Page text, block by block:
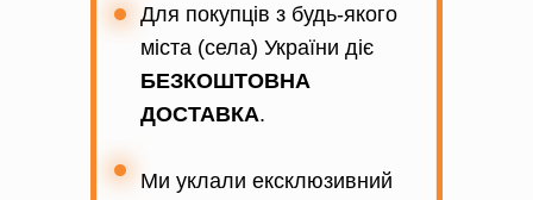
Для покупців з будь-якого
міста (села) України діє
БЕЗКОШТОВНА
ДОСТАВКА.
Ми уклали ексклюзивний